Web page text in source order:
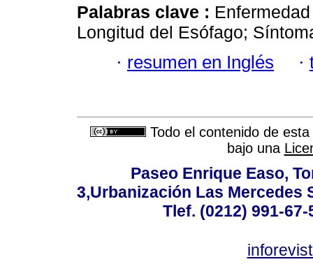
Palabras clave :
Longitud del Esófago;
· resumen en Inglés ·
Todo el contenido de
bajo una
Paseo Enrique Easo,
3,Urbanización Las Mercedes
Tlef. (0212) 991-